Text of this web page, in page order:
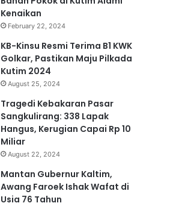
Kenaikan
February 22, 2024
KB-Kinsu Resmi Terima B1 KWK
Golkar, Pastikan Maju Pilkada
Kutim 2024
August 25, 2024
Tragedi Kebakaran Pasar
Sangkulirang: 338 Lapak
Hangus, Kerugian Capai Rp 10
Miliar
August 22, 2024
Mantan Gubernur Kaltim,
Awang Faroek Ishak Wafat di
Usia 76 Tahun